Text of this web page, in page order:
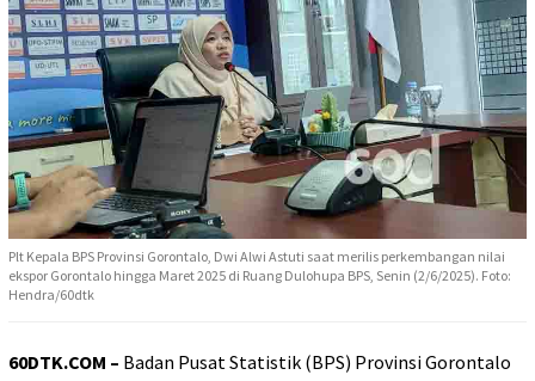
Plt Kepala BPS Provinsi Gorontalo, Dwi Alwi Astuti saat merilis perkembangan nilai
ekspor Gorontalo hingga Maret 2025 di Ruang Dulohupa BPS, Senin (2/6/2025). Foto:
Hendra/60dtk
60DTK.COM – Badan Pusat Statistik (BPS) Provinsi Gorontalo